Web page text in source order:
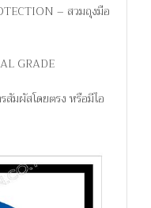
– สวมถุงมือ
GRADE
สัมผัสโดยตรง หรือมีไอ